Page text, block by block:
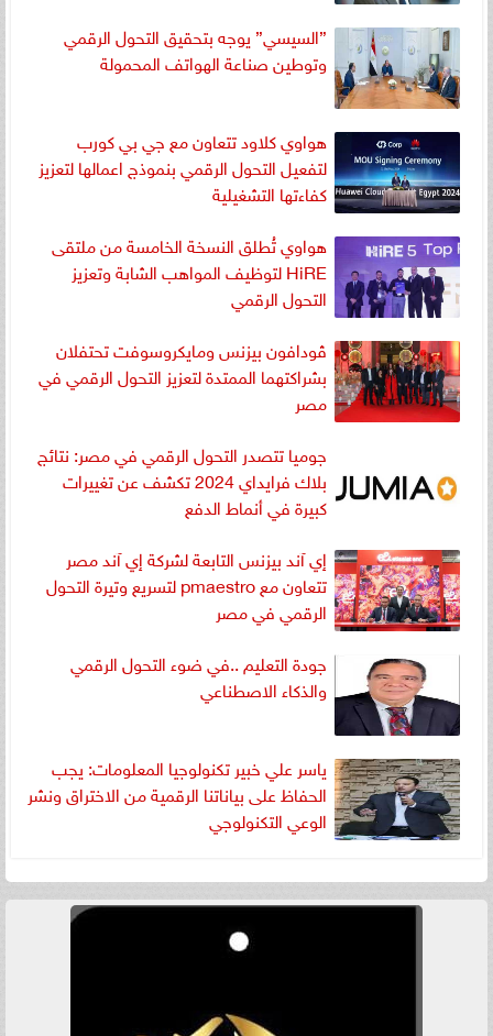
”السيسي” يوجه بتحقيق التحول الرقمي
وتوطين صناعة الهواتف المحمولة
هواوي كلاود تتعاون مع جي بي كورب
لتفعيل التحول الرقمي بنموذج اعمالها لتعزيز
كفاءتها التشغيلية
هواوي تُطلق النسخة الخامسة من ملتقى
HiRE لتوظيف المواهب الشابة وتعزيز
التحول الرقمي
ڤودافون بيزنس ومايكروسوفت تحتفلان
بشراكتهما الممتدة لتعزيز التحول الرقمي في
مصر
جوميا تتصدر التحول الرقمي في مصر: نتائج
بلاك فرايداي 2024 تكشف عن تغييرات
كبيرة في أنماط الدفع
إي آند بيزنس التابعة لشركة إي آند مصر
تتعاون مع pmaestro لتسريع وتيرة التحول
الرقمي في مصر
جودة التعليم ..في ضوء التحول الرقمي
والذكاء الاصطناعي
ياسر علي خبير تكنولوجيا المعلومات: يجب
الحفاظ على بياناتنا الرقمية من الاختراق ونشر
الوعي التكنولوجي